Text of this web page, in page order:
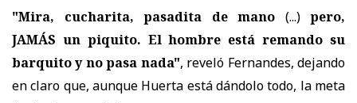
"Mira, cucharita, pasadita de mano (...)pero,
JAMÁS un piquito. El hombre está remando su
barquito y no pasa nada", reveló Fernandes, dejando
en claro que, aunque Huerta está dándolo todo, la meta